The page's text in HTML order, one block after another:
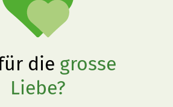
die grosse
Liebe?